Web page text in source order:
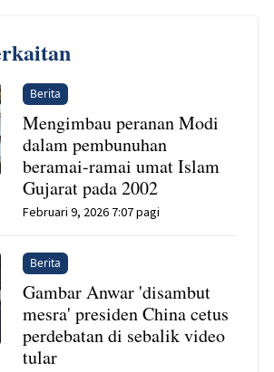
Berita
Mengimbau peranan Modi
dalam pembunuhan
beramai-ramai umat Islam
Gujarat pada 2002
Februari 9, 2026 7:07 pagi
Berita
Gambar Anwar 'disambut
mesra' presiden China cetus
perdebatan di sebalik video
tular